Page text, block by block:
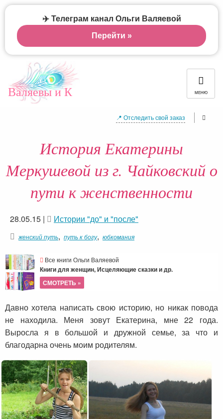
Валяевы и К МЕНЮ
📍 Отследить свой заказ
История Екатерины
Меркушевой из г. Чайковский о
пути к женственности
28.05.15 | Истории "до" и "после"
женский путь, путь к богу, юбкомания
Все книги Ольги Валяевой
Книги для женщин, Исцеляющие сказки и др.
СМОТРЕТЬ »
Давно хотела написать свою историю, но никак повода
не находила. Меня зовут Екатерина, мне 22 года.
Выросла я в большой и дружной семье, за что и
благодарна очень моим родителям.
✈️ Телеграм канал Ольги Валяевой
Перейти »